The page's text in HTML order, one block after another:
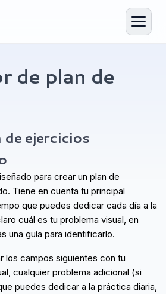
de ejercicios
en 1 minuto
de plan de
ejercicios
para crear un plan de
Tiene en cuenta tu principal
que puedes dedicar cada día a la
cuál es tu problema visual, en
una guía para identificarlo.
los campos siguientes con tu
cualquier problema adicional (si
puedes dedicar a la práctica diaria,